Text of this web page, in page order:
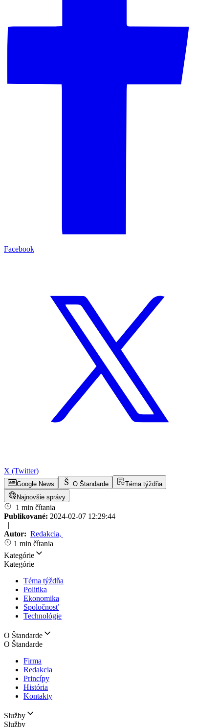
Facebook
X (Twitter)
Google News O Štandarde
Téma týždňa
Najnovšie správy
1 min čítania
Publikované: 2024-02-07 12:29:44
|
Autor: Redakcia,
1 min čítania
Kategórie
Kategórie
Téma týždňa
Politika
Ekonomika
Spoločnosť
Technológie
O Štandarde
O Štandarde
Firma
Redakcia
Princípy
História
Kontakty
Služby
Služby